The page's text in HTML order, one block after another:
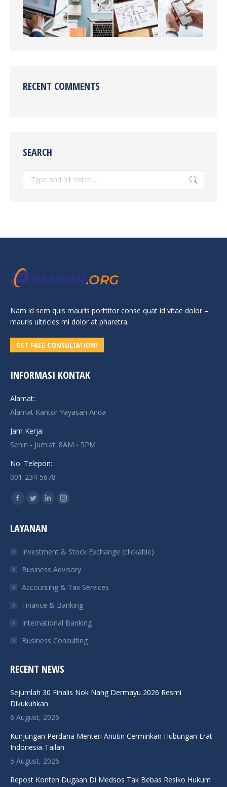
RECENT COMMENTS
SEARCH
Search:
Nam id sem quis mauris porttitor conse quat id vitae dolor –
mauris ultricies mi dolor at pharetra.
GET FREE CONSULTATION!
INFORMASI KONTAK
Alamat:
Alamat Kantor Yayasan Anda
Jam Kerja:
Senin - Jum'at: 8AM - 5PM
No. Telepon:
001-234-5678
Find us on:
Facebook
opens
new
window
Twitter
opens
new
window
Linkedin
new
window
Instagram
new
window
LAYANAN
Investment & Stock Exchange (clickable)
Business Advisory
Accounting & Tax Services
Finance & Banking
International Banking
Business Consulting
RECENT NEWS
Sejumlah 30 Finalis Nok Nang Dermayu 2026 Resmi
Dikukuhkan
6 August, 2026
Kunjungan Perdana Menteri Anutin Cerminkan Hubungan Erat
Indonesia-Tailan
5 August, 2026
Repost Konten Dugaan Di Medsos Tak Bebas Resiko Hukum